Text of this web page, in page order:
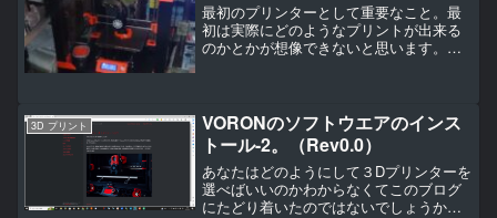
最初のプリンターとして重要なこと。最
初は実際にどのようなプリントが出来る
のかとかが想像できないと思います。
ュアのような精密でなめらかな...
3D プリント
VORONのソフトウエアのインス
トール-2。（Rev0.0）
あなたはどのようにして３Dプリンターを
選べばいいのかわからなくてこのブログ
にたどり着いたのではないでしょうか。